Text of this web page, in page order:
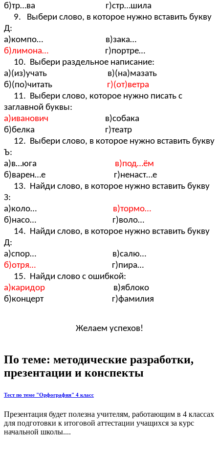
б)тр…ва г)стр…шила
9. Выбери слово, в которое нужно вставить букву
Д:
а)компо… в)зака…
б)лимона… г)портре…
10. Выбери раздельное написание:
а)(из)учать в)(на)мазать
б)(по)читать г)(от)ветра
11. Выбери слово, которое нужно писать с
заглавной буквы:
а)иванович в)собака
б)белка г)театр
12. Выбери слово, в которое нужно вставить букву
Ъ:
а)в…юга в)под…ём
б)варен…е г)ненаст…е
13. Найди слово, в которое нужно вставить букву
З:
а)коло… в)тормо…
б)насо… г)воло…
14. Найди слово, в которое нужно вставить букву
Д:
а)спор… в)салю…
б)отря… г)пира…
15. Найди слово с ошибкой:
а)каридор в)яблоко
б)концерт г)фамилия
Желаем успехов!
По теме: методические разработки,
презентации и конспекты
Тест по теме "Орфография" 4 класс
Презентация будет полезна учителям, работающим в 4 классах
для подготовки к итоговой аттестации учащихся за курс
начальной школы....